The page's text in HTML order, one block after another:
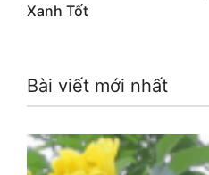
Xanh Tốt
Bài viết mới nhất